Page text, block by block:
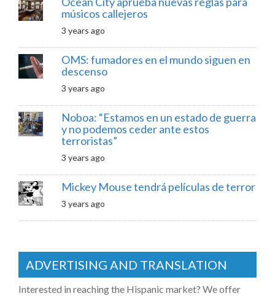
músicos callejeros
3 years ago
OMS: fumadores en el mundo siguen en
descenso
3 years ago
Noboa: “Estamos en un estado de guerra
y no podemos ceder ante estos
terroristas”
3 years ago
Mickey Mouse tendrá películas de terror
3 years ago
ADVERTISING AND TRANSLATION
Interested in reaching the Hispanic market? We offer